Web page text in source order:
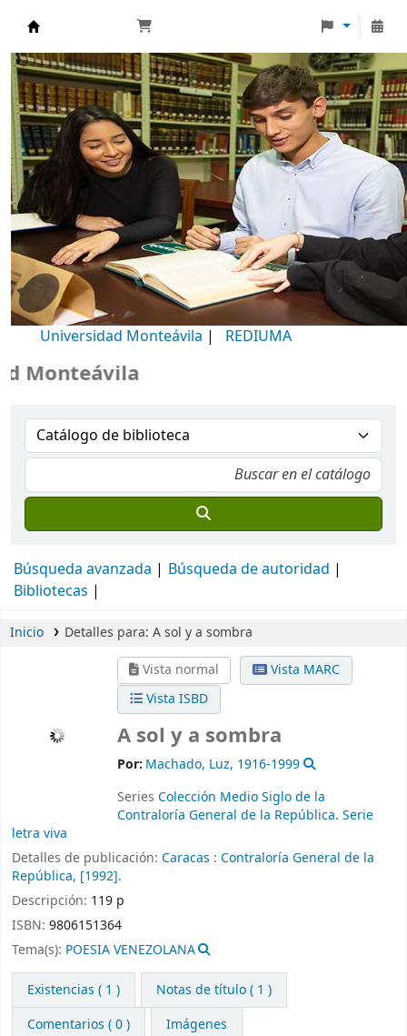
Biblioteca Universidad Monteávila
Universidad Monteávila | REDIUMA
Búsqueda avanzada
Búsqueda de autoridad
Bibliotecas
Inicio Detalles para: A sol y a sombra
Vista normal
Vista MARC
Vista ISBD
A sol y a sombra
Por: Machado, Luz, 1916-1999
Series Colección Medio Siglo de la
Contraloría General de la República. Serie
letra viva
Detalles de publicación: Caracas : Contraloría General de la
República, [1992].
Descripción: 119 p
ISBN: 9806151364
Tema(s): POESIA VENEZOLANA
Existencias ( 1 )
Notas de título ( 1 )
Comentarios ( 0 )
Imágenes